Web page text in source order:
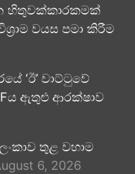
හිතුවක්කාරකමක්
වයස පමා කිරීම
‘ඊ’ වාට්ටුවේ
ඇතුළු ආරක්ෂාව
තුළ වහාම
6, 2026